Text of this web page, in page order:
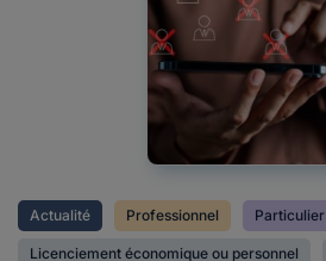
Actualité Professionnel Particulier
Licenciement économique ou personnel